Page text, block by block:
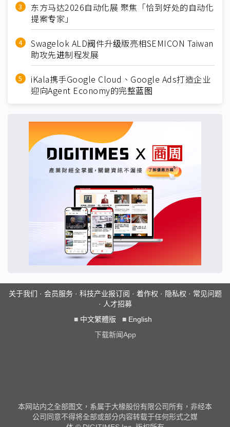
东方马达2026自动化展 聚焦「恰到好处的自动化
提案专家」
Swagelok ALD阀件升级版亮相SEMICON Taiwan
助攻先进制程发展
iKala携手Google Cloud、Google Ads打造企业
迎向Agent Economy的完整蓝图
关于我们 · 会员服务· 科技产业报订阅 · 着作权 · 隐私权 · 常见问题
· 人才招募
■ 中文繁體版 ■ English
下载新闻App
本网站内之全部图文，系属于大椽股份有限公司所有，非经本
公司同意不得将全部或部分内容转载于任何形式之媒